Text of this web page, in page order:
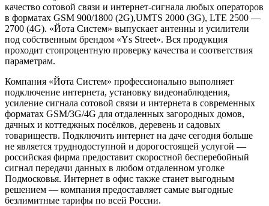
качество сотовой связи и интернет-сигнала любых операторов
в форматах GSM 900/1800 (2G),UMTS 2000 (3G), LTE 2500 —
2700 (4G). «Йота Систем» выпускает антенны и усилители
под собственным брендом «Ys Street». Вся продукция
проходит стопроцентную проверку качества и соответствия
параметрам.
Компания «Йота Систем» профессионально выполняет
подключение интернета, установку видеонаблюдения,
усиление сигнала сотовой связи и интернета в современных
форматах GSM/3G/4G для отдаленных загородных домов,
дачных и коттеджных посёлков, деревень и садовых
товариществ. Подключить интернет на даче сегодня больше
не является труднодоступной и дорогостоящей услугой —
российская фирма предоставит скоростной бесперебойный
сигнал передачи данных в любом отдаленном уголке
Подмосковья. Интернет в офис также станет выгодным
решением — компания предоставляет самые выгодные
безлимитные тарифы по всей России.